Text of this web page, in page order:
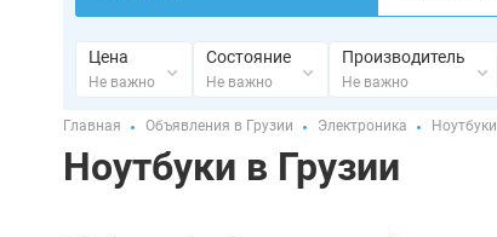
Цена
Не важно
Состояние
Не важно
Производитель
Не важно
Главная Объявления в Грузии Электроника Ноутбуки
Ноутбуки в Грузии